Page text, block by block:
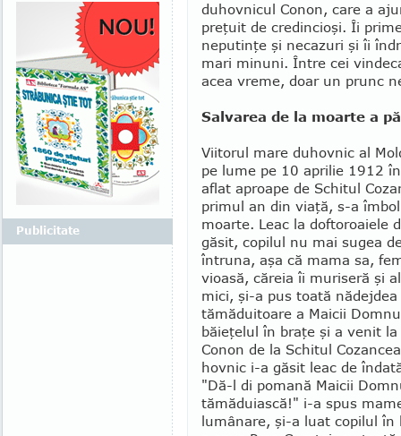
duhovnicul Conon, care a
preţuit de credincioşi. Îi
neputinţe şi necazuri şi îi
mari minuni. Între cei
acea vreme, doar un prunc
Salvarea de la moarte a
Viitorul mare duhovnic al
pe lume pe 10 aprilie 1912
aflat aproape de Schitul
primul an din viaţă, s-a
moarte. Leac la doftoroaiele
găsit, copilul nu mai su­gea
întruna, aşa că mama sa,
vioasă, căreia îi muri­seră şi
mici, şi-a pus toată
tămăduitoare a Mai­cii
bă­ieţelul în braţe şi a venit
Conon de la Schi­tul
hov­nic i-a găsit leac de
"Dă-l di pomană Maicii
tă­mă­duiască!" i-a spus
lumâ­nare, şi-a luat co­pilul
Publicitate